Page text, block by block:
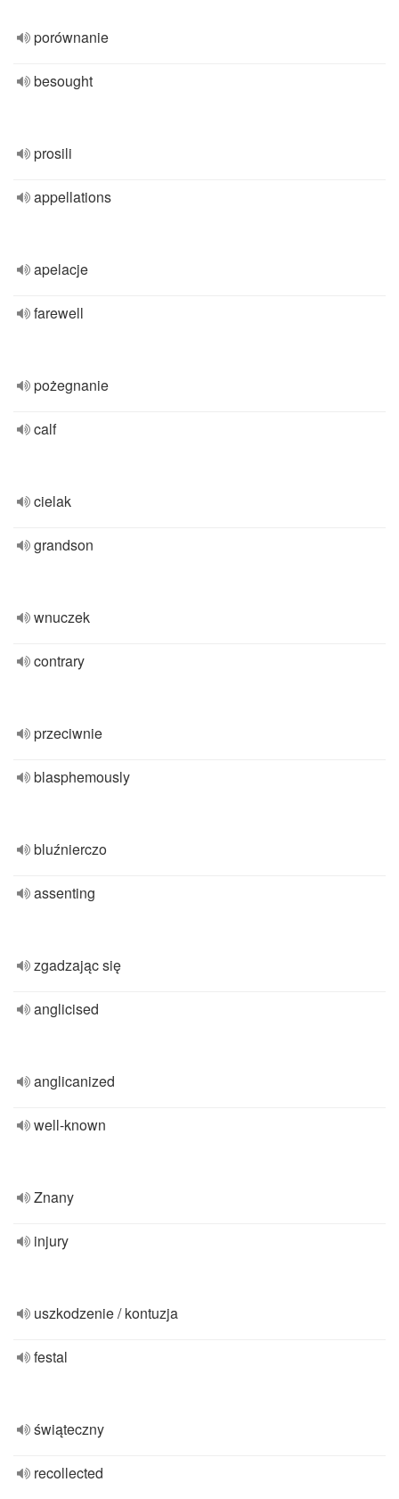
porównanie
besought
prosili
appellations
apelacje
farewell
pożegnanie
calf
cielak
grandson
wnuczek
contrary
przeciwnie
blasphemously
bluźnierczo
assenting
zgadzając się
anglicised
anglicanized
well-known
Znany
injury
uszkodzenie / kontuzja
festal
świąteczny
recollected